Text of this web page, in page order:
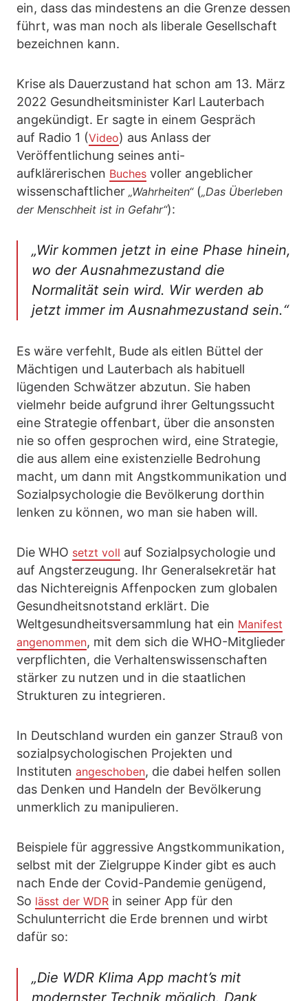
ein, dass das mindestens an die Grenze dessen
führt, was man noch als liberale Gesellschaft
bezeichnen kann.
Krise als Dauerzustand hat schon am 13. März
2022 Gesundheitsminister Karl Lauterbach
angekündigt. Er sagte in einem Gespräch
auf Radio 1 (Video) aus Anlass der
Veröffentlichung seines anti-
aufklärerischen Buches voller angeblicher
wissenschaftlicher „Wahrheiten“(„Das Überleben
der Menschheit ist in Gefahr“):
„Wir kommen jetzt in eine Phase hinein,
wo der Ausnahmezustand die
Normalität sein wird. Wir werden ab
jetzt immer im Ausnahmezustand sein.“
Es wäre verfehlt, Bude als eitlen Büttel der
Mächtigen und Lauterbach als habituell
lügenden Schwätzer abzutun. Sie haben
vielmehr beide aufgrund ihrer Geltungssucht
eine Strategie offenbart, über die ansonsten
nie so offen gesprochen wird, eine Strategie,
die aus allem eine existenzielle Bedrohung
macht, um dann mit Angstkommunikation und
Sozialpsychologie die Bevölkerung dorthin
lenken zu können, wo man sie haben will.
Die WHO setzt voll auf Sozialpsychologie und
auf Angsterzeugung. Ihr Generalsekretär hat
das Nichtereignis Affenpocken zum globalen
Gesundheitsnotstand erklärt. Die
Weltgesundheitsversammlung hat ein Manifest
angenommen, mit dem sich die WHO-Mitglieder
verpflichten, die Verhaltenswissenschaften
stärker zu nutzen und in die staatlichen
Strukturen zu integrieren.
In Deutschland wurden ein ganzer Strauß von
sozialpsychologischen Projekten und
Instituten angeschoben, die dabei helfen sollen
das Denken und Handeln der Bevölkerung
unmerklich zu manipulieren.
Beispiele für aggressive Angstkommunikation,
selbst mit der Zielgruppe Kinder gibt es auch
nach Ende der Covid-Pandemie genügend,
So lässt der WDR in seiner App für den
Schulunterricht die Erde brennen und wirbt
dafür so:
„Die WDR Klima App macht’s mit
modernster Technik möglich. Dank